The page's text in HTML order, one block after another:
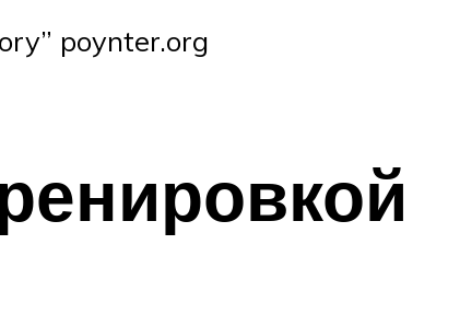
poynter.org